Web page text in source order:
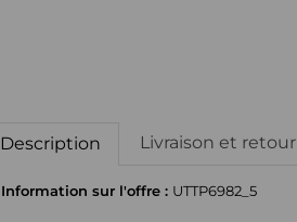
Description Livraison et retour
Information sur l'offre : UTTP6982_5